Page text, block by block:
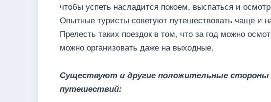
чтобы успеть насладится покоем, выспаться и
Опытные туристы советуют путешествовать чаще и
Прелесть таких поездок в том, что за год можно
можно организовать даже на выходные.
Существуют и другие положительные стороны
путешествий: